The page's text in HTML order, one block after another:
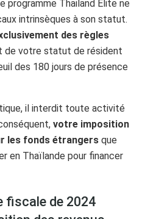
programme Thailand Elite ne
intrinsèques à son statut.
des règles
de votre statut de résident
des 180 jours de présence
il interdit toute activité
votre imposition
les fonds étrangers que
en Thaïlande pour financer
fiscale de 2024